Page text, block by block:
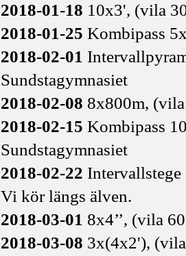
2018-01-18 10x3', (vila
2018-01-25 Kombipass
2018-02-01
Sundstagymnasiet
2018-02-08 8x800m,
2018-02-15 Kombipass
Sundstagymnasiet
2018-02-22 Intervallstege
Vi kör längs älven.
2018-03-01 8x4’’, (vila
2018-03-08 3x(4x2'),